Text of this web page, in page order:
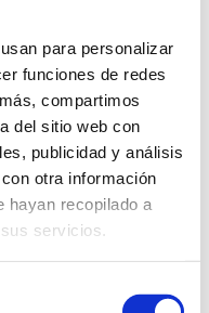
para personalizar
funciones de redes
compartimos
del sitio web con
publicidad y análisis
otra información
hayan recopilado a
servicios.
online de Elkargi, en
Industria Navarra), y se
la formación de
de nivel básico en